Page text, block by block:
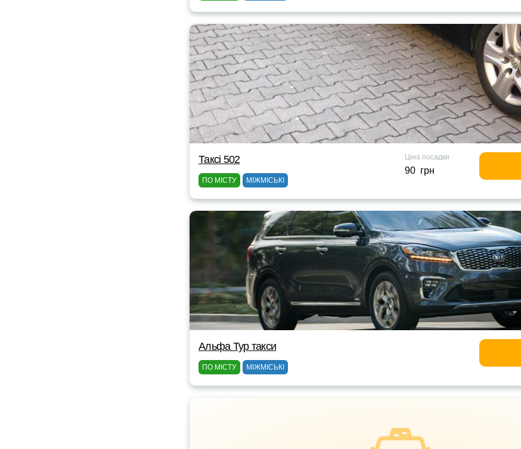
Таксі 502
ПО МІСТУ МІЖМІСЬКІ
Ціна посадки
90 грн
Альфа Тур такси
ПО МІСТУ МІЖМІСЬКІ